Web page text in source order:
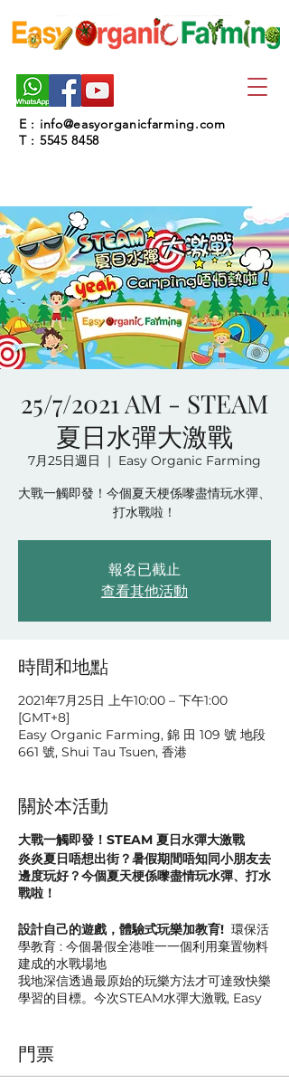
E : info@easyorganicfarming.com
T : 5545 8458
25/7/2021 AM - STEAM
夏日水彈大激戰
7月25日週日
  |
Easy Organic Farming
大戰一觸即發！今個夏天梗係嚟盡情玩水彈、
打水戰啦！
報名已截止
查看其他活動
時間和地點
2021年7月25日 上午10:00 – 下午1:00
[GMT+8]
Easy Organic Farming, 錦 田 109 號 地段
661 號, Shui Tau Tsuen, 香港
關於本活動
大戰一觸即發！STEAM 夏日水彈大激戰
炎炎夏日唔想出街？暑假期間唔知同小朋友去
邊度玩好？今個夏天梗係嚟盡情玩水彈、打水
戰啦！
設計自己的遊戲，體驗式玩樂加教育! 環保活
學教育 : 今個暑假全港唯一一個利用棄置物料
建成的水戰場地
我地深信透過最原始的玩樂方法才可達致快樂
學習的目標。今次STEAM水彈大激戰, Easy
識珍惜的慨念
門票